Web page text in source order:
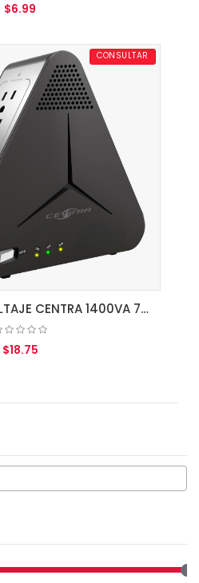
$6.99
AL CARRITO CONSULTAR
REGULADOR DE VOLTAJE CENTRA 1400VA 700W 4 SALIDAS 120VCA
$18.75